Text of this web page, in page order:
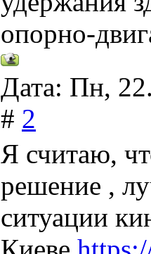
опорно-
Дата: Пн,
# 2
Я считаю,
решение ,
ситуации